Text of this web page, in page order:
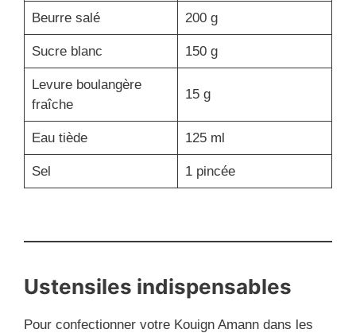
Beurre salé 200 g
Sucre blanc 150 g
Levure boulangère
fraîche
15 g
Eau tiède 125 ml
Sel 1 pincée
Ustensiles indispensables
Pour confectionner votre Kouign Amann dans les